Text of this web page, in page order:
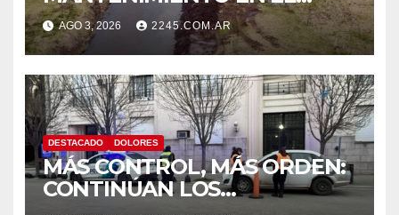
CANAL LA PICASA
AGO 3, 2026 2245.COM.AR
DESTACADO DOLORES
MÁS CONTROL, MÁS ORDEN:
CONTINÚAN LOS